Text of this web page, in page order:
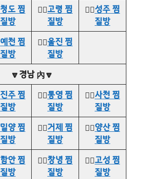
청도 찜
질방
👉🏻고령 찜
질방
👉🏻성주 찜
질방
예천 찜
질방
👉🏻울진 찜
질방
🔽경남 內🔽
진주 찜
질방
👉🏻통영 찜
질방
👉🏻사천 찜
질방
밀양 찜
질방
👉🏻거제 찜
질방
👉🏻양산 찜
질방
함안 찜
질방
👉🏻창녕 찜
질방
👉🏻고성 찜
질방